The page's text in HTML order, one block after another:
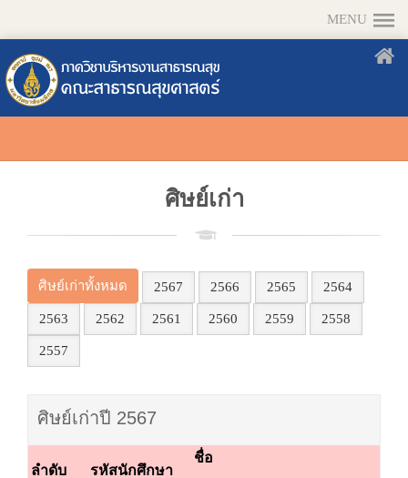
MENU
ศิษย์เก่า
ศิษย์เก่าทั้งหมด 2567 2566 2565 2564
2563 2562 2561 2560 2559 2558
2557
ศิษย์เก่าปี 2567
ลำดับ รหัสนักศึกษา
ชื่อ